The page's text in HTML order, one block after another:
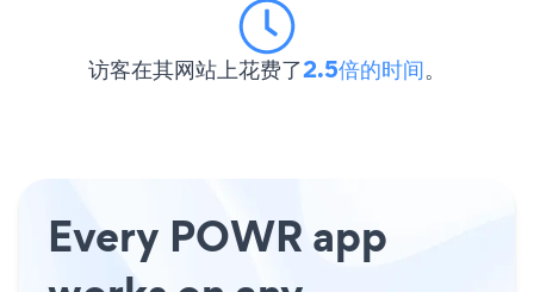
访客在其网站上花费了2.5倍的时间。
Every POWR app